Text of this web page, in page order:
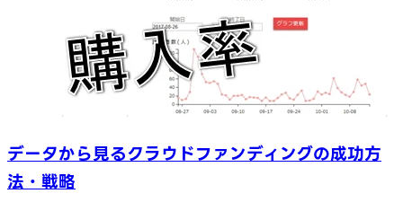
データから見るクラウドファンディングの成功方
法・戦略